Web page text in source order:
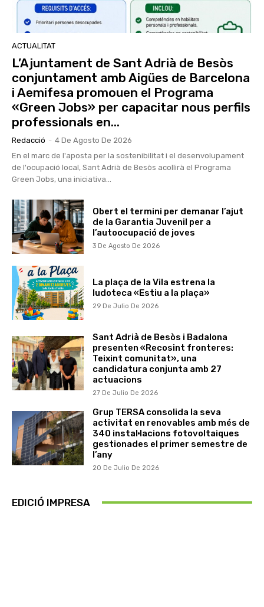
ACTUALITAT
L’Ajuntament de Sant Adrià de Besòs
conjuntament amb Aigües de Barcelona
i Aemifesa promouen el Programa
«Green Jobs» per capacitar nous perfils
professionals en...
Redacció - 4 De Agosto De 2026
En el marc de l'aposta per la sostenibilitat i el desenvolupament
de l'ocupació local, Sant Adrià de Besòs acollirà el Programa
Green Jobs, una iniciativa...
Obert el termini per demanar l’ajut
de la Garantia Juvenil per a
l’autoocupació de joves
3 De Agosto De 2026
La plaça de la Vila estrena la
ludoteca «Estiu a la plaça»
29 De Julio De 2026
Sant Adrià de Besòs i Badalona
presenten «Recosint fronteres:
Teixint comunitat», una
candidatura conjunta amb 27
actuacions
27 De Julio De 2026
Grup TERSA consolida la seva
activitat en renovables amb més de
340 instal·lacions fotovoltaiques
gestionades el primer semestre de
l’any
20 De Julio De 2026
EDICIÓ IMPRESA